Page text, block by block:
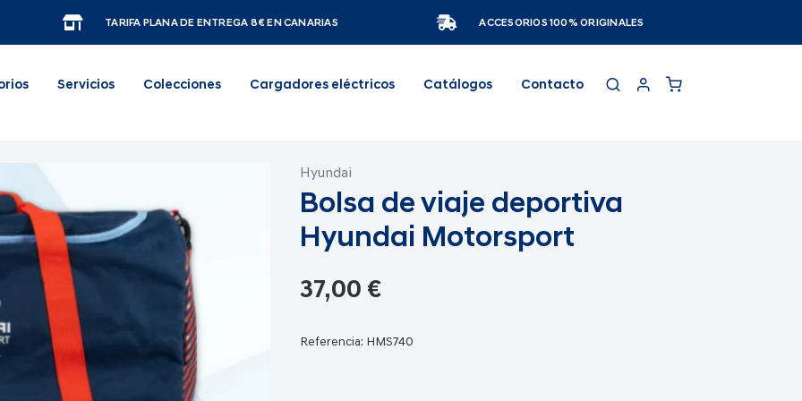
TARIFA PLANA DE ENTREGA 8€ EN CANARIAS ACCESORIOS 100% ORIGINALES
Servicios Colecciones Cargadores eléctricos Catálogos Contacto
Hyundai
Bolsa de viaje deportiva
Hyundai Motorsport
37,00 €
Referencia: HMS740